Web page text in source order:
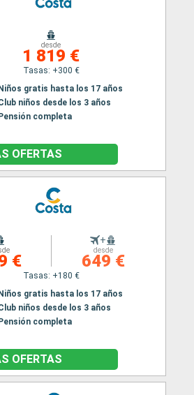
desde
1 819 €
Tasas: +300 €
gratis hasta los 17 años
niños desde los 3 años
completa
OFERTAS
€
+
desde
649 €
Tasas: +180 €
gratis hasta los 17 años
niños desde los 3 años
completa
OFERTAS